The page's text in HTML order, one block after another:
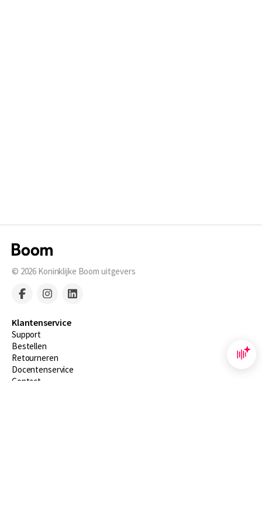
© 2026 Koninklijke Boom uitgevers
Klantenservice
Support
Bestellen
​Retourneren
Docentenservice
Contact